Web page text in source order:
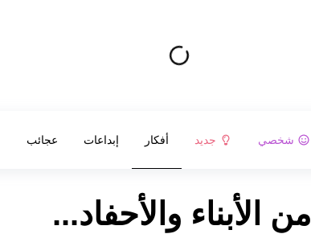
شخصي جديد أفكار إبداعات عجائب
امرأة لديها أكثر من 230 من الأبناء والأحفاد...